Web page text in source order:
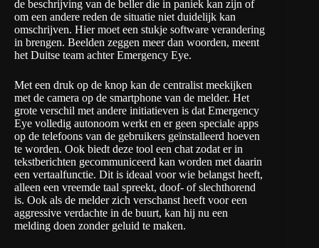
de beschrijving van de beller die in paniek kan zijn of
om een andere reden de situatie niet duidelijk kan
omschrijven. Hier moet een stukje software verandering
in brengen. Beelden zeggen meer dan woorden, meent
het Duitse team achterEmergency Eye.
Met een druk op de knop kan de centralist meekijken
met de camera op de smartphone van de melder. Het
grote verschil met andere initiatieven is dat Emergency
Eye volledig autonoom werkt en er geen speciale apps
op de telefoons van de gebruikers geïnstalleerd hoeven
te worden. Ook biedt deze tool een chat zodat er in
tekstberichten gecommuniceerd kan worden met daarin
een vertaalfunctie. Dit is ideaal voor wie belangst heeft,
alleen een vreemde taal spreekt, doof- of slechthorend
is. Ook als de melder zich verschanst heeft voor een
aggressive verdachte in de buurt, kan hij nu een
melding doen zonder geluid te maken.